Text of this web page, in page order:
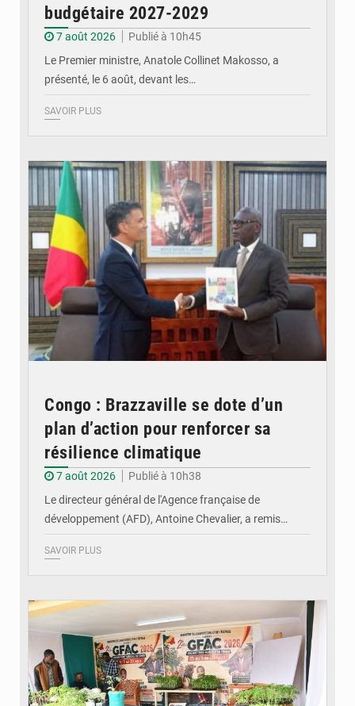
budgétaire 2027-2029
7 août 2026
Publié à 10h45
Le Premier ministre, Anatole Collinet Makosso, a
présenté, le 6 août, devant les…
SAVOIR PLUS
Congo : Brazzaville se dote d’un
plan d’action pour renforcer sa
résilience climatique
7 août 2026
Publié à 10h38
Le directeur général de l'Agence française de
développement (AFD), Antoine Chevalier, a remis…
SAVOIR PLUS